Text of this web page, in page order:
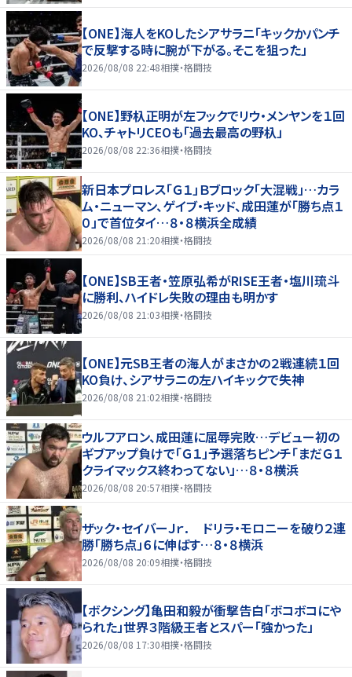
【ONE】海人をKOしたシアサラニ「キックかパンチ
で反撃する時に腕が下がる。そこを狙った」
2026/08/08 22:48相撲・格闘技
【ONE】野杁正明が左フックでリウ・メンヤンを１回
KO、チャトリCEOも「過去最高の野杁」
2026/08/08 22:36相撲・格闘技
新日本プロレス「Ｇ１」Ｂブロック「大混戦」…カラ
ム・ニューマン、ゲイブ・キッド、成田蓮が「勝ち点１
０」で首位タイ…８・８横浜全成績
2026/08/08 21:20相撲・格闘技
【ONE】SB王者・笠原弘希がRISE王者・塩川琉斗
に勝利、ハイドレ失敗の理由も明かす
2026/08/08 21:03相撲・格闘技
【ONE】元SB王者の海人がまさかの２戦連続１回
KO負け、シアサラニの左ハイキックで失神
2026/08/08 21:02相撲・格闘技
ウルフアロン、成田蓮に屈辱完敗…デビュー初の
ギブアップ負けで「Ｇ１」予選落ちピンチ「まだＧ１
クライマックス終わってない」…８・８横浜
2026/08/08 20:57相撲・格闘技
ザック・セイバーＪｒ． ドリラ・モロニーを破り２連
勝「勝ち点」６に伸ばす…８・８横浜
2026/08/08 20:09相撲・格闘技
【ボクシング】亀田和毅が衝撃告白「ボコボコにや
られた」世界３階級王者とスパー「強かった」
2026/08/08 17:30相撲・格闘技